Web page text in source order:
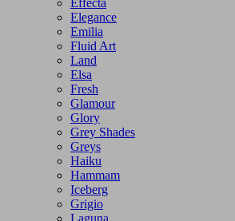
Elegance
Emilia
Fluid Art
Land
Elsa
Fresh
Glamour
Glory
Grey Shades
Greys
Haiku
Hammam
Iceberg
Grigio
Laguna